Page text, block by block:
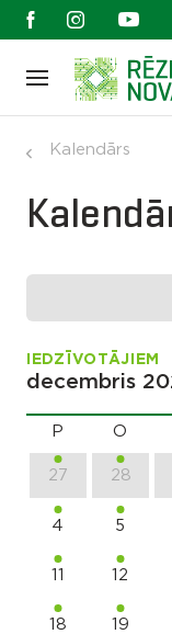
Kalendārs
IEDZĪVOTĀJIEM
decembris
P O
27 28
4 5
11 12
18 19